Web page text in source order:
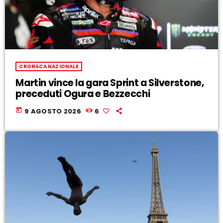
CRONACA NAZIONALE
Martin vince la gara Sprint a Silverstone,
preceduti Ogura e Bezzecchi
today 9 AGOSTO 2026 6